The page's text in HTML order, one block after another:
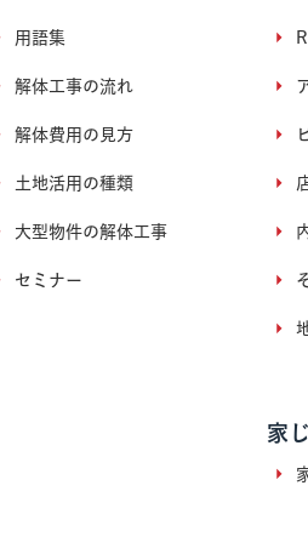
用語集
解体工事の流れ
解体費用の見方
土地活用の種類
大型物件の解体工事
セミナー
家